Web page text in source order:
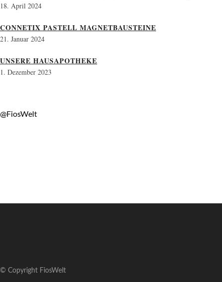
18. April 2024
CONNETIX PASTELL MAGNETBAUSTEINE
21. Januar 2024
UNSERE HAUSAPOTHEKE
1. Dezember 2023
@FiosWelt
© Copyright FiosWelt